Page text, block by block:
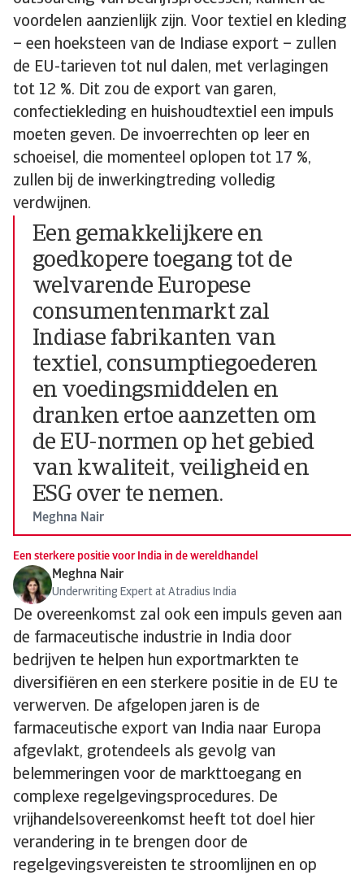
voordelen aanzienlijk zijn. Voor textiel en kleding
– een hoeksteen van de Indiase export – zullen
de EU-tarieven tot nul dalen, met verlagingen
tot 12 %. Dit zou de export van garen,
confectiekleding en huishoudtextiel een impuls
moeten geven. De invoerrechten op leer en
schoeisel, die momenteel oplopen tot 17 %,
zullen bij de inwerkingtreding volledig
verdwijnen.
Een gemakkelijkere en
goedkopere toegang tot de
welvarende Europese
consumentenmarkt zal
Indiase fabrikanten van
textiel, consumptiegoederen
en voedingsmiddelen en
dranken ertoe aanzetten om
de EU-normen op het gebied
van kwaliteit, veiligheid en
ESG over te nemen.
Meghna Nair
Een sterkere positie voor India in de wereldhandel
Meghna Nair
Underwriting Expert at Atradius India
De overeenkomst zal ook een impuls geven aan
de farmaceutische industrie in India door
bedrijven te helpen hun exportmarkten te
diversifiëren en een sterkere positie in de EU te
verwerven. De afgelopen jaren is de
farmaceutische export van India naar Europa
afgevlakt, grotendeels als gevolg van
belemmeringen voor de markttoegang en
complexe regelgevingsprocedures. De
vrijhandelsovereenkomst heeft tot doel hier
verandering in te brengen door de
regelgevingsvereisten te stroomlijnen en op